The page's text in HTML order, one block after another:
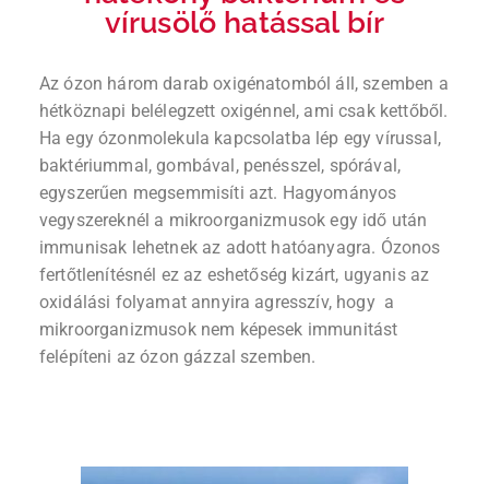
vírusölő hatással bír
Az ózon három darab oxigénatomból áll, szemben a
hétköznapi belélegzett oxigénnel, ami csak kettőből.
Ha egy ózonmolekula kapcsolatba lép egy vírussal,
baktériummal, gombával, penésszel, spórával,
egyszerűen megsemmisíti azt. Hagyományos
vegyszereknél a mikroorganizmusok egy idő után
immunisak lehetnek az adott hatóanyagra. Ózonos
fertőtlenítésnél ez az eshetőség kizárt, ugyanis az
oxidálási folyamat annyira agresszív, hogy a
mikroorganizmusok nem képesek immunitást
felépíteni az ózon gázzal szemben.